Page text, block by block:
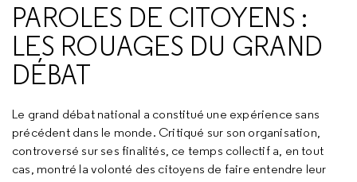
PAROLES DE CITOYENS :
LES ROUAGES DU GRAND
DÉBAT
Le grand débat national a constitué une expérience sans
précédent dans le monde. Critiqué sur son organisation,
controversé sur ses finalités, ce temps collectif a, en tout
cas, montré la volonté des citoyens de faire entendre leur